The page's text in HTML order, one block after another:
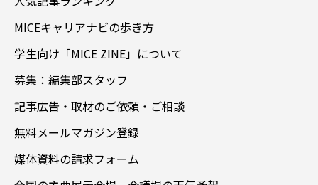
MICEキャリアナビの歩き方
学生向け「MICE ZINE」について
募集：編集部スタッフ
記事広告・取材のご依頼・ご相談
無料メールマガジン登録
媒体資料の請求フォーム